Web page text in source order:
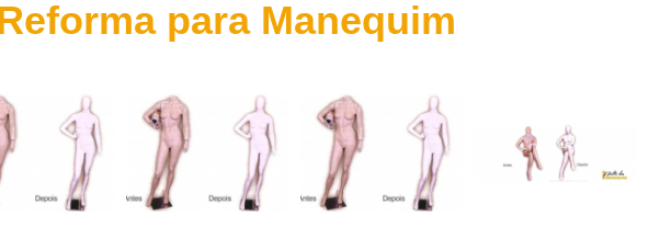
Manequins
Manequins
femininos
Manequins
infantis
Manequins
Conserto de Manequim
Conserto para
Conserto
Conserto para Manequim
para Manequim